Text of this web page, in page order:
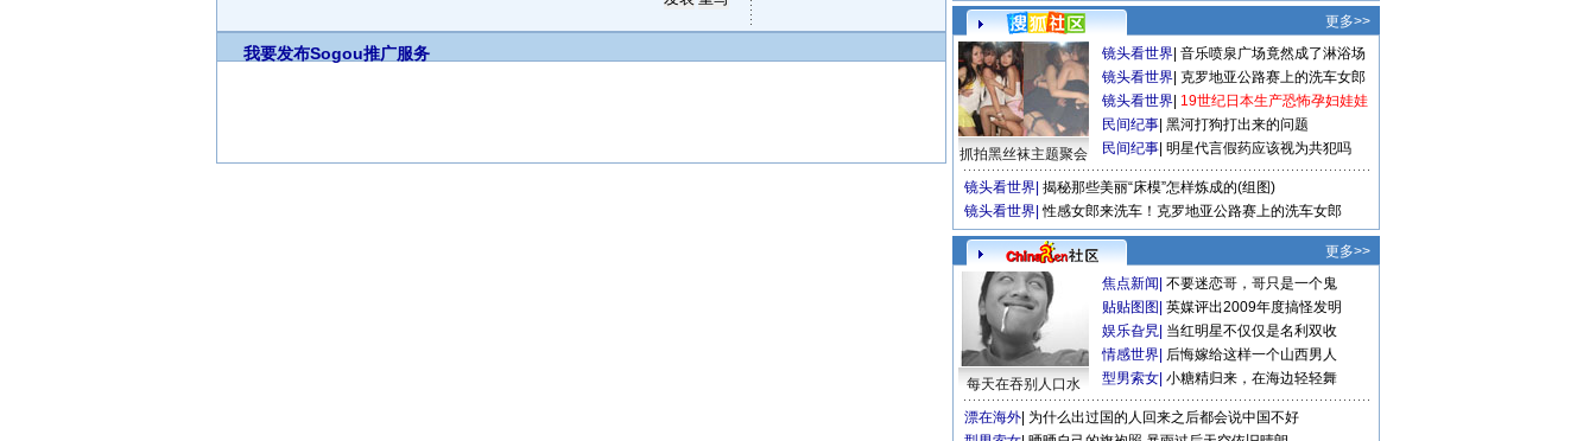
我要发布Sogou推广服务
更多>>
抓拍黑丝袜主题聚会
镜头看世界 音乐喷泉广场竟然成了淋浴场
镜头看世界 克罗地亚公路赛上的洗车女郎
镜头看世界 19世纪日本生产恐怖孕妇娃娃
民间纪事 黑河打狗打出来的问题
民间纪事 明星代言假药应该视为共犯吗
镜头看世界 揭秘那些美丽“床模”怎样炼成的(组图)
镜头看世界 性感女郎来洗车！克罗地亚公路赛上的洗车女郎
更多>>
每天在吞别人口水
焦点新闻 不要迷恋哥，哥只是一个鬼
贴贴图图 英媒评出2009年度搞怪发明
娱乐旮旯 当红明星不仅仅是名利双收
情感世界 后悔嫁给这样一个山西男人
型男索女 小糖精归来，在海边轻轻舞
漂在海外 为什么出过国的人回来之后都会说中国不好